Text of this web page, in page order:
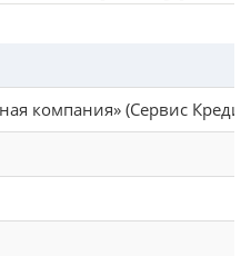
компания» (Сервис